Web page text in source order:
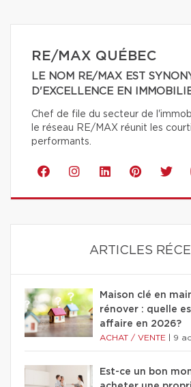
RE/MAX QUÉBEC
LE NOM RE/MAX EST
D'EXCELLENCE EN
Chef de file du secteur de
le réseau RE/MAX réunit les
performants.
ARTICLES
Maison clé en
rénover : quelle
affaire en 2026?
ACHAT / VENTE 9
Est-ce un bon